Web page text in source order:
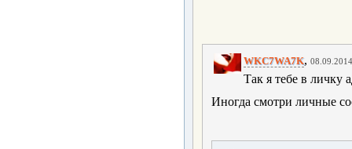
WKC7WA7K,
Так я тебе в личку
Иногда смотри личные